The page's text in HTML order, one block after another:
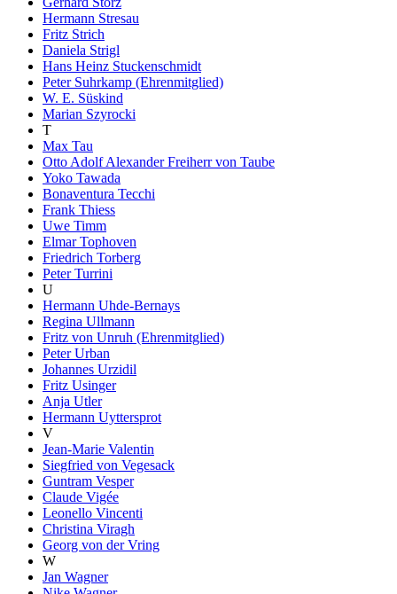
Hermann Stresau
Fritz Strich
Daniela Strigl
Hans Heinz Stuckenschmidt
Peter Suhrkamp (Ehrenmitglied)
W. E. Süskind
Marian Szyrocki
T
Max Tau
Otto Adolf Alexander Freiherr von Taube
Yoko Tawada
Bonaventura Tecchi
Frank Thiess
Uwe Timm
Elmar Tophoven
Friedrich Torberg
Peter Turrini
U
Hermann Uhde-Bernays
Regina Ullmann
Fritz von Unruh (Ehrenmitglied)
Peter Urban
Johannes Urzidil
Fritz Usinger
Anja Utler
Hermann Uyttersprot
V
Jean-Marie Valentin
Siegfried von Vegesack
Guntram Vesper
Claude Vigée
Leonello Vincenti
Christina Viragh
Georg von der Vring
W
Jan Wagner